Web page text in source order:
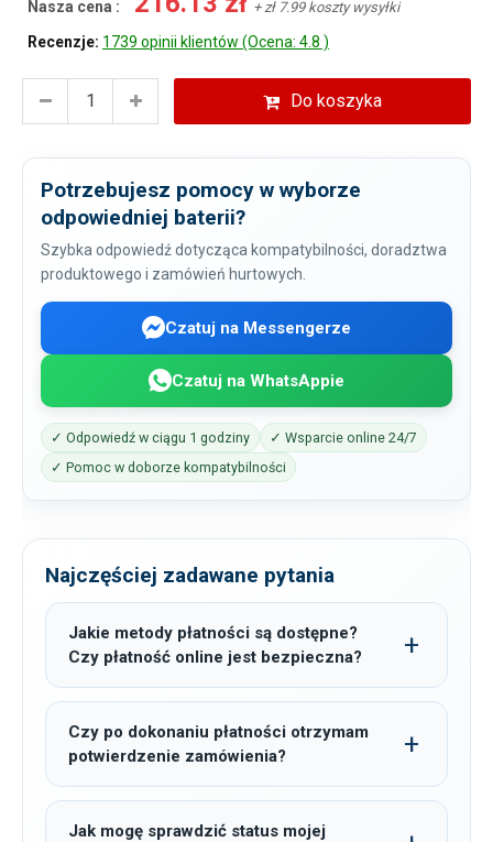
Nasza cena :
+ zł 7.99 koszty wysyłki
Recenzje: 1739 opinii klientów (Ocena: 4.8 )
Do koszyka
Potrzebujesz pomocy w wyborze
odpowiedniej baterii?
Szybka odpowiedź dotycząca kompatybilności, doradztwa
produktowego i zamówień hurtowych.
Czatuj na Messengerze
Czatuj na WhatsAppie
✓ Odpowiedź w ciągu 1 godziny
✓ Wsparcie online 24/7
✓ Pomoc w doborze kompatybilności
Najczęściej zadawane pytania
Jakie metody płatności są dostępne?
Czy płatność online jest bezpieczna?
Czy po dokonaniu płatności otrzymam
potwierdzenie zamówienia?
Jak mogę sprawdzić status mojej